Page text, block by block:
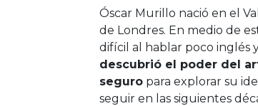
Óscar Murillo nació en el
de Londres. En medio de
difícil al hablar poco inglés
descubrió el poder del
seguro para explorar su
seguir en las siguientes